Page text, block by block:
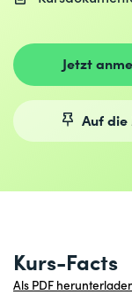
Jetzt
Auf
Kurs-Facts
Als PDF